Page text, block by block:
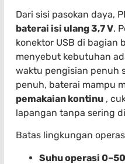
Dari sisi pasokan daya,
baterai isi ulang 3,7 V.
konektor USB di bagian
menyebut kebutuhan
waktu pengisian penuh
penuh, baterai mampu
pemakaian kontinu ,
lapangan tanpa sering
Batas lingkungan
Suhu operasi 0–50